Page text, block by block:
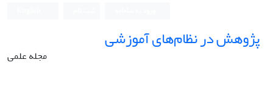
پژوهش در نظام‌های آموزشی
مجله علمی